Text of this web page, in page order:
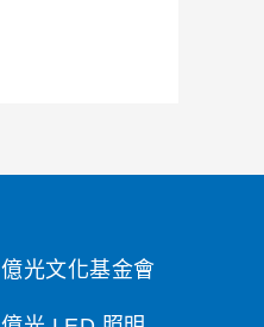
億光文化基金會